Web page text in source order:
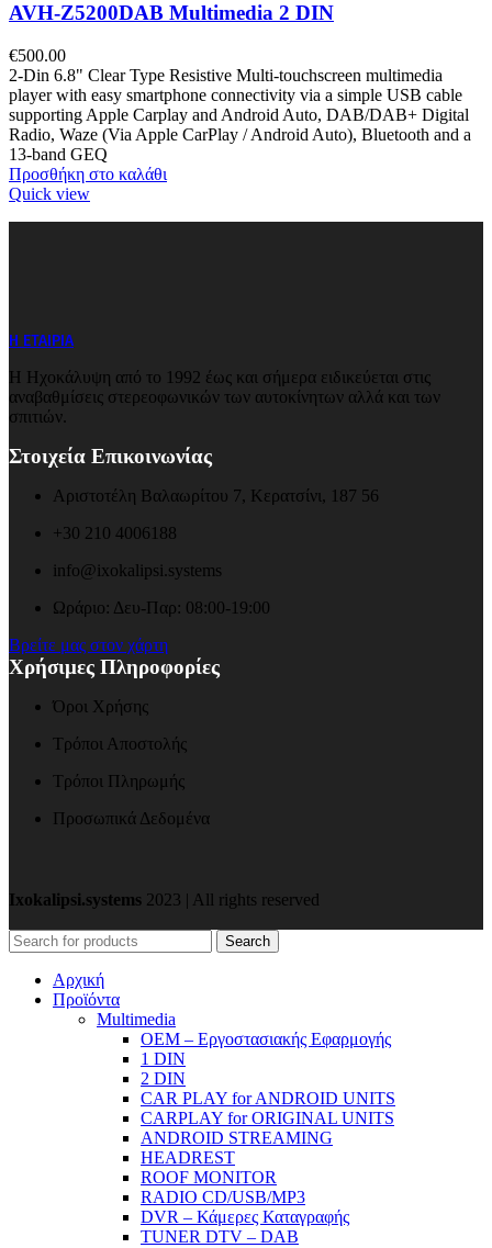
AVH-Z5200DAB Multimedia 2 DIN
€500.00
2-Din 6.8" Clear Type Resistive Multi-touchscreen multimedia
player with easy smartphone connectivity via a simple USB cable
supporting Apple Carplay and Android Auto, DAB/DAB+ Digital
Radio, Waze (Via Apple CarPlay / Android Auto), Bluetooth and a
13-band GEQ
Προσθήκη στο καλάθι
Quick view
Η ΕΤΑΙΡΙΑ
Η Ηχοκάλυψη από το 1992 έως και σήμερα ειδικεύεται στις
αναβαθμίσεις στερεοφωνικών των αυτοκίνητων αλλά και των
σπιτιών.
Στοιχεία Επικοινωνίας
Αριστοτέλη Βαλαωρίτου 7, Κερατσίνι, 187 56
+30 210 4006188
info@ixokalipsi.systems
Ωράριο: Δευ-Παρ: 08:00-19:00
Βρείτε μας στον χάρτη
Χρήσιμες Πληροφορίες
Όροι Χρήσης
Τρόποι Αποστολής
Τρόποι Πληρωμής
Προσωπικά Δεδομένα
Ixokalipsi.systems 2023 | All rights reserved
Search
Αρχική
Προϊόντα
Μultimedia
OEM – Εργοστασιακής Εφαρμογής
1 DIN
2 DIN
CAR PLAY for ANDROID UNITS
CARPLAY for ORIGINAL UNITS
ANDROID STREAMING
HEADREST
ROOF MONITOR
RADIO CD/USB/MP3
DVR – Κάμερες Καταγραφής
TUNER DTV – DAB